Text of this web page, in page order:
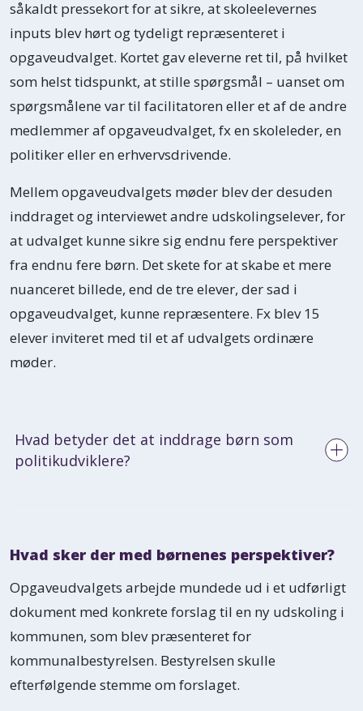
såkaldt pressekort for at sikre, at skoleelevernes
inputs blev hørt og tydeligt repræsenteret i
opgaveudvalget. Kortet gav eleverne ret til, på hvilket
som helst tidspunkt, at stille spørgsmål – uanset om
spørgsmålene var til facilitatoren eller et af de andre
medlemmer af opgaveudvalget, fx en skoleleder, en
politiker eller en erhvervsdrivende.
Mellem opgaveudvalgets møder blev der desuden
inddraget og interviewet andre udskolingselever, for
at udvalget kunne sikre sig endnu fere perspektiver
fra endnu fere børn. Det skete for at skabe et mere
nuanceret billede, end de tre elever, der sad i
opgaveudvalget, kunne repræsentere. Fx blev 15
elever inviteret med til et af udvalgets ordinære
møder.
Hvad betyder det at inddrage børn som
politikudviklere?
Børn som politikudviklere er en fast
struktureret inddragelsesform, hvor
børnene tager del i demokratiske
beslutningsprocesser og derved opnår
stor indflydelse. Børnene er med til at
skabe de store linjer og sætte retningen
Hvad sker der med børnenes perspektiver?
Opgaveudvalgets arbejde mundede ud i et udførligt
dokument med konkrete forslag til en ny udskoling i
kommunen, som blev præsenteret for
kommunalbestyrelsen. Bestyrelsen skulle
efterfølgende stemme om forslaget.